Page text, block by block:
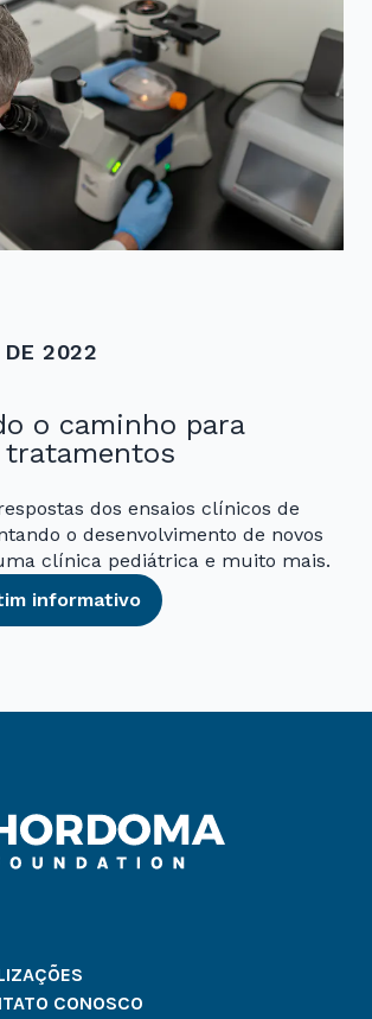
DE 2022
o caminho para
tratamentos
dos ensaios clínicos de
o desenvolvimento de novos
clínica pediátrica e muito mais.
informativo
CONOSCO